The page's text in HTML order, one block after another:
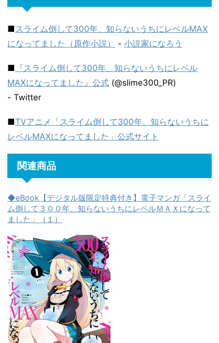
■スライム倒して300年、知らないうちにレベルMAX
になってました（原作小説）
- 小説家になろう
■ 『スライム倒して300年、知らないうちにレベル
MAXになってました』公式 (@slime300_PR)
- Twitter
■TVアニメ「スライム倒して300年、知らないうちに
レベルMAXになってました」公式サイト
関連商品
◆eBook【デジタル版限定特典付き】電子マンガ「スライ
ム倒して３００年、知らないうちにレベルＭＡＸになって
ました」（１）